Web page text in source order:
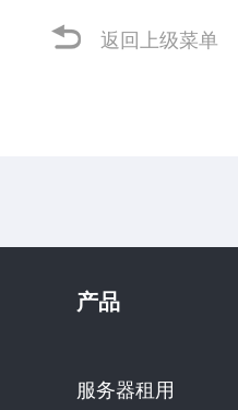
返回上级菜单
产品
服务器租用